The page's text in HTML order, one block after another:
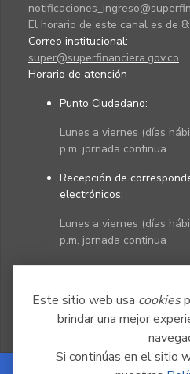
Este sitio web usa cookies
brindar una mejor
Si continúas en el sitio
El horario de este canal es de
Correo institucional:
super@superfinanciera.gov.co
Horario de atención
Punto Ciudadano:
Lunes a viernes (días
p.m. jornada continua
Recepción de
electrónicos:
Lunes a viernes (días
p.m. jornada continua